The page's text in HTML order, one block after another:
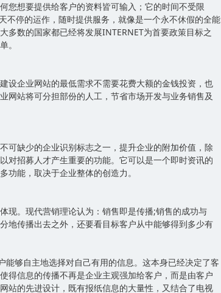
您想要提供给客户的资料皆可输入；它的时间不受限
不停的运作，随时提供服务，就像是一个永不休假的全能
多数的国家都已经将发展INTERNET为首要政策目标之
。
设企业网站的最低需求不需要花费大额的金钱投资，也
网站将可分担部份的人工，节省市场开发与业务销售及
可缺少的企业识别标志之一，提升企业的附加价值，除
对招募人才产生重要的功能。它可以是一个即时资讯的
功能，取决于企业整体的创造力。
现。现代营销理论认为：销售即是传播;销售的成功与
地传播出去之外，还要看目标客户从中能够得到多少有
能够自主地选择对自己有用的信息。这本身已经决定了客
得信息的传播不再是企业主观强加给客户，而是由客户
站的先进设计，既有报纸信息的大量性，又结合了电视